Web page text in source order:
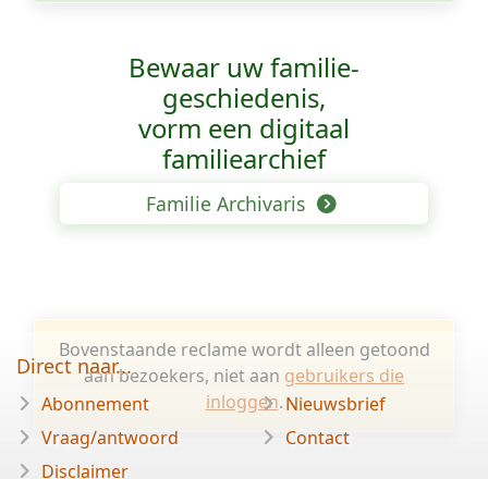
Bewaar uw familie­
geschiedenis,
vorm een digitaal
familiearchief
Familie Archivaris
Bovenstaande reclame wordt alleen getoond
aan bezoekers, niet aan gebruikers die
inloggen.
Direct naar...
Abonnement
Vraag/antwoord
Disclaimer
Nieuwsbrief
Contact